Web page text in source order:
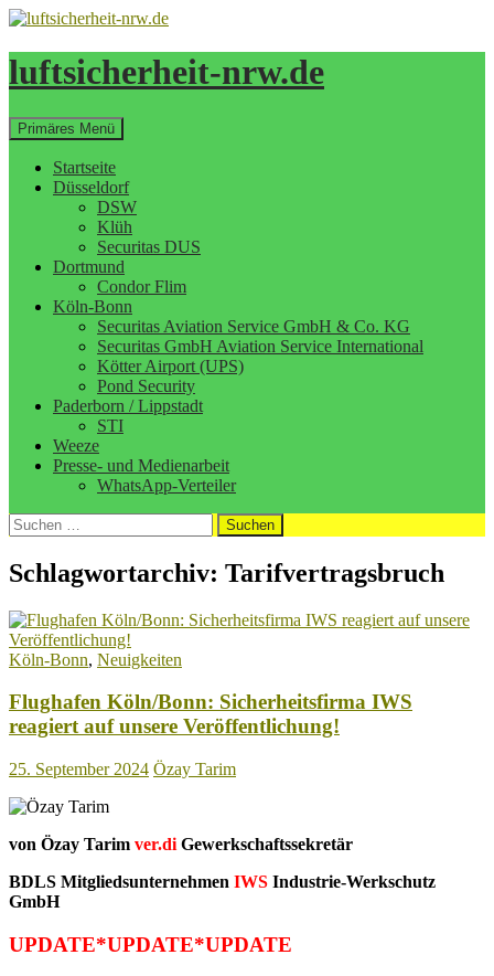
Zum
springen
luftsicherheit-nrw.de
Suchen
Primäres Menü
Startseite
Düsseldorf
DSW
Klüh
Securitas DUS
Dortmund
Condor Flim
Köln-Bonn
Securitas Aviation Service GmbH & Co. KG
Securitas GmbH Aviation Service International
Kötter Airport (UPS)
Pond Security
Paderborn / Lippstadt
STI
Weeze
Presse- und Medienarbeit
WhatsApp-Verteiler
Suchen
nach:
Schlagwortarchiv: Tarifvertragsbruch
Köln-Bonn, Neuigkeiten
Flughafen Köln/Bonn: Sicherheitsfirma IWS
reagiert auf unsere Veröffentlichung!
25. September 2024 Özay Tarim
von Özay Tarim ver.di Gewerkschaftssekretär
BDLS Mitgliedsunternehmen IWS Industrie-Werkschutz
GmbH
UPDATE*UPDATE*UPDATE